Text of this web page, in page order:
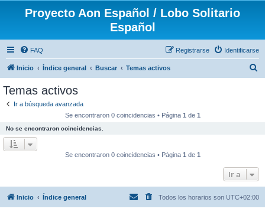
Proyecto Aon Español / Lobo Solitario
Español
FAQ Identificarse
Registrarse
Inicio Índice general Buscar Temas activos
Temas activos
Ir a búsqueda avanzada
Se encontraron 0 coincidencias • Página 1 de 1
No se encontraron coincidencias.
Se encontraron 0 coincidencias • Página 1 de 1
Ir a
Inicio Índice general Todos los horarios son UTC+02:00